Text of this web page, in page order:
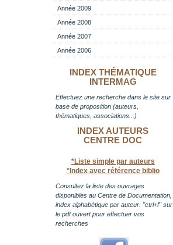
Année 2009
Année 2008
Année 2007
Année 2006
INDEX THÉMATIQUE
INTERMAG
Effectuez une recherche dans le site sur
base de proposition (auteurs,
thématiques, associations...)
INDEX AUTEURS
CENTRE DOC
*Liste simple par auteurs
*Index avec référence biblio
Consultez la liste des ouvrages
disponibles au Centre de Documentation,
index alphabétique par auteur. "ctrl+f" sur
le pdf ouvert pour effectuer vos
recherches